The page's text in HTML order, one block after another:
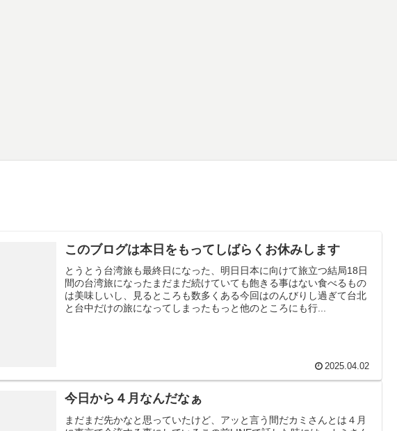
このブログは本日をもってしばらくお休みします
とうとう台湾旅も最終日になった、明日日本に向けて旅立つ結局18日
間の台湾旅になったまだまだ続けていても飽きる事はない食べるもの
は美味しいし、見るところも数多くある今回はのんびりし過ぎて台北
と台中だけの旅になってしまったもっと他のところにも行...
2025.04.02
今日から４月なんだなぁ
まだまだ先かなと思っていたけど、アッと言う間だカミさんとは４月